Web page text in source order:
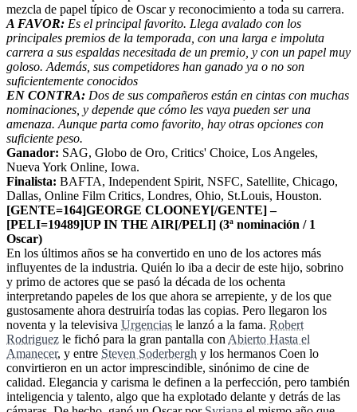
mezcla de papel típico de Oscar y reconocimiento a toda su carrera.
A FAVOR: Es el principal favorito. Llega avalado con los
principales premios de la temporada, con una larga e impoluta
carrera a sus espaldas necesitada de un premio, y con un papel muy
goloso. Además, sus competidores han ganado ya o no son
suficientemente conocidos
EN CONTRA: Dos de sus compañeros están en cintas con muchas
nominaciones, y depende que cómo les vaya pueden ser una
amenaza. Aunque parta como favorito, hay otras opciones con
suficiente peso.
Ganador: SAG, Globo de Oro, Critics' Choice, Los Angeles,
Nueva York Online, Iowa.
Finalista: BAFTA, Independent Spirit, NSFC, Satellite, Chicago,
Dallas, Online Film Critics, Londres, Ohio, St.Louis, Houston.
[GENTE=164]GEORGE CLOONEY[/GENTE] –
[PELI=19489]UP IN THE AIR[/PELI] (3ª nominación / 1
Oscar)
En los últimos años se ha convertido en uno de los actores más
influyentes de la industria. Quién lo iba a decir de este hijo, sobrino
y primo de actores que se pasó la década de los ochenta
interpretando papeles de los que ahora se arrepiente, y de los que
gustosamente ahora destruiría todas las copias. Pero llegaron los
noventa y la televisiva Urgencias le lanzó a la fama. Robert
Rodriguez le fichó para la gran pantalla con Abierto Hasta el
Amanecer, y entre Steven Soderbergh y los hermanos Coen lo
convirtieron en un actor imprescindible, sinónimo de cine de
calidad. Elegancia y carisma le definen a la perfección, pero también
inteligencia y talento, algo que ha explotado delante y detrás de las